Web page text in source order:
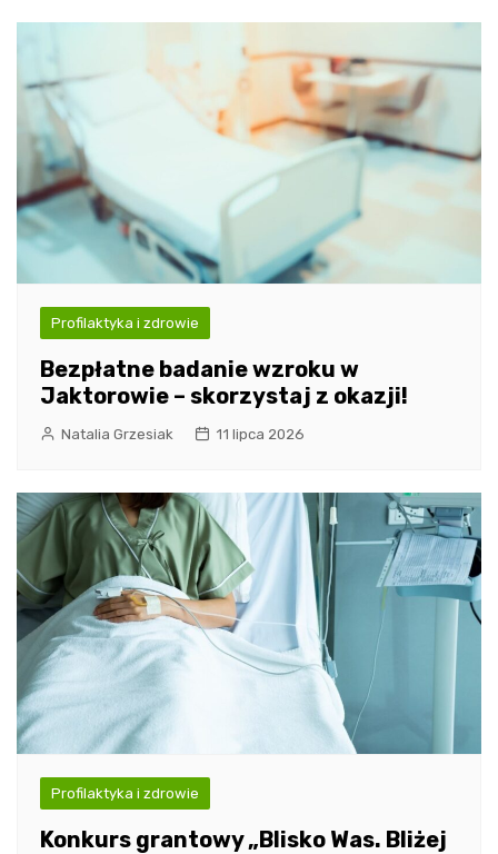
Profilaktyka i zdrowie
Bezpłatne badanie wzroku w
Jaktorowie – skorzystaj z okazji!
Natalia Grzesiak 11 lipca 2026
Profilaktyka i zdrowie
Konkurs grantowy „Blisko Was. Bliżej